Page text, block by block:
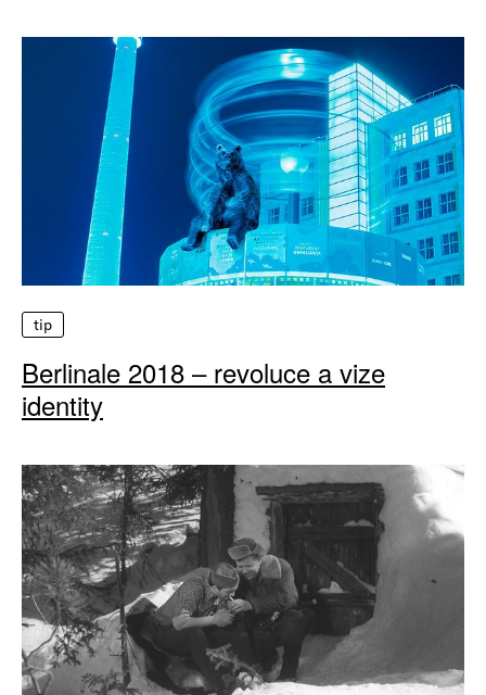
tip
Berlinale 2018 – revoluce a vize
identity